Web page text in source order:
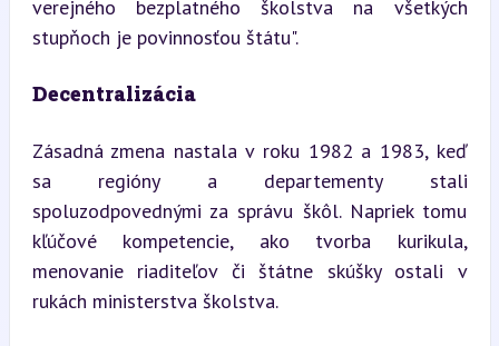
verejného bezplatného školstva na všetkých
stupňoch je povinnosťou štátu".
Decentralizácia
Zásadná zmena nastala v roku 1982 a 1983, keď
sa regióny a departementy stali
spoluzodpovednými za správu škôl. Napriek tomu
kľúčové kompetencie, ako tvorba kurikula,
menovanie riaditeľov či štátne skúšky ostali v
rukách ministerstva školstva.